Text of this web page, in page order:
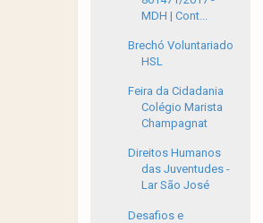
MDH | Cont...
Brechó Voluntariado
HSL
Feira da Cidadania
Colégio Marista
Champagnat
Direitos Humanos
das Juventudes -
Lar São José
Desafios e